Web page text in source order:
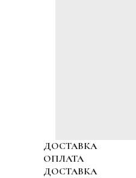
ДОСТАВКА
ОПЛАТА
ДОСТАВКА